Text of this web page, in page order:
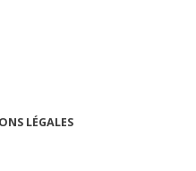
LÉGALES